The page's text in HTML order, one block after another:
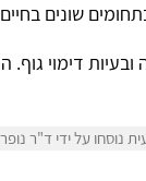
שונים
ובעיות דימוי
על ידי ד"ר